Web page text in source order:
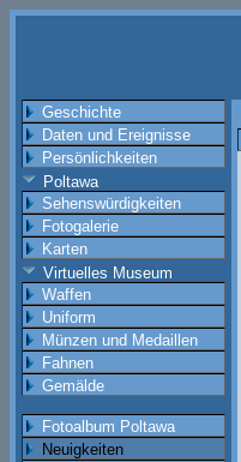
Geschichte
Daten und Ereignisse
Persönlichkeiten
Poltawa
Sehenswürdigkeiten
Fotogalerie
Karten
Virtuelles Museum
Waffen
Uniform
Münzen und Medaillen
Fahnen
Gemälde
Fotoalbum Poltawa
Neuigkeiten